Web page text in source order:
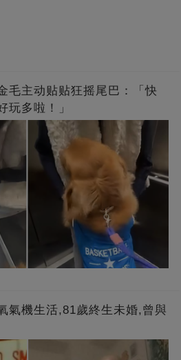
毛主动贴贴狂摇尾巴：「快
玩多啦！」
氣機生活,81歲終生未婚,曾與